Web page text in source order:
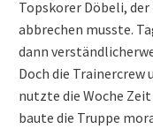
Topskorer Döbeli,
abbrechen musste.
dann
Doch die Trainercrew
nutzte die Woche
baute die Truppe